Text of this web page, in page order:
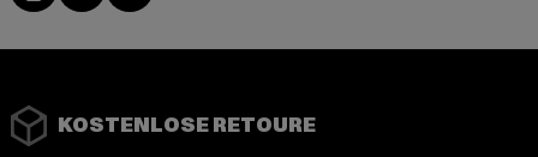
KOSTENLOSE RETOURE